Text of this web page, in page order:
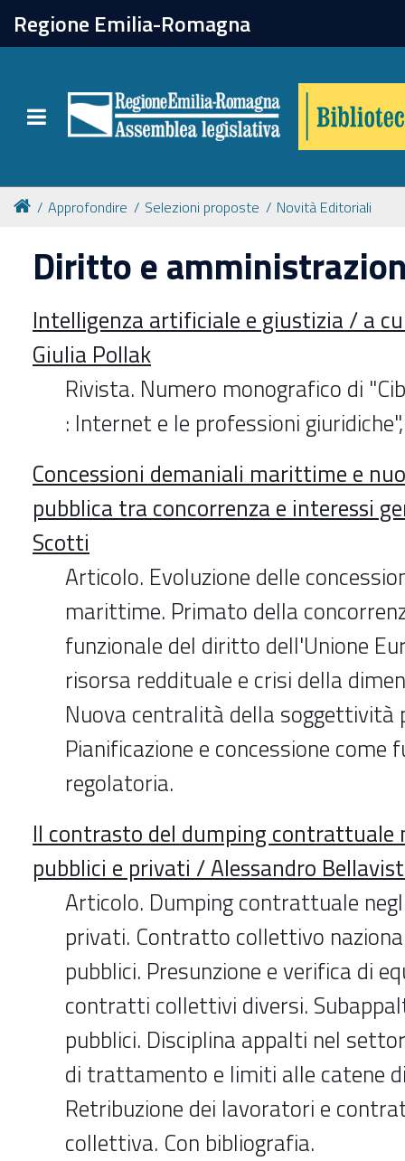
Regione Emilia-Romagna
Toggle navigation
chiudi
Catalogo online
Collezioni
Per approfondire
Appuntamenti
Prenotazione spazi
Approfondire Selezioni proposte Novità Editoriali
Diritto e
Intelligenza artificiale e giustizia / a
Giulia Pollak
Rivista. Numero monografico di
: Internet e le professioni
Concessioni demaniali marittime e
pubblica tra concorrenza e interessi
Scotti
Articolo. Evoluzione delle
marittime. Primato della
funzionale del diritto dell'Unione
risorsa reddituale e crisi della
Nuova centralità della soggettività
Pianificazione e concessione come
regolatoria.
Il contrasto del dumping contrattuale
pubblici e privati / Alessandro
Articolo. Dumping contrattuale
privati. Contratto collettivo
pubblici. Presunzione e verifica di
contratti collettivi diversi.
pubblici. Disciplina appalti nel
di trattamento e limiti alle catene
Retribuzione dei lavoratori e
collettiva. Con bibliografia.